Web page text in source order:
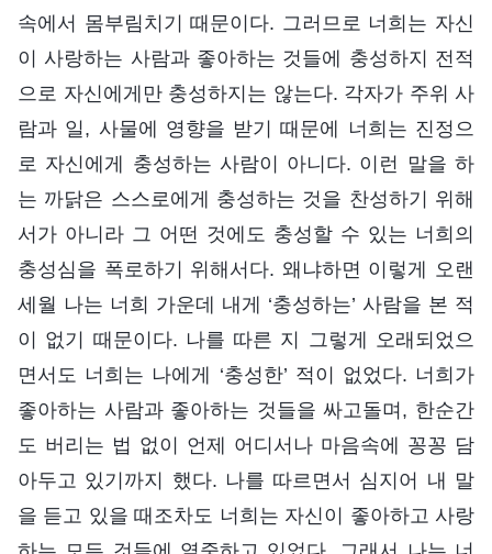
속에서 몸부림치기 때문이다. 그러므로 너희는 자신
이 사랑하는 사람과 좋아하는 것들에 충성하지 전적
으로 자신에게만 충성하지는 않는다. 각자가 주위 사
람과 일, 사물에 영향을 받기 때문에 너희는 진정으
로 자신에게 충성하는 사람이 아니다. 이런 말을 하
는 까닭은 스스로에게 충성하는 것을 찬성하기 위해
서가 아니라 그 어떤 것에도 충성할 수 있는 너희의
충성심을 폭로하기 위해서다. 왜냐하면 이렇게 오랜
세월 나는 너희 가운데 내게 ‘충성하는’ 사람을 본 적
이 없기 때문이다. 나를 따른 지 그렇게 오래되었으
면서도 너희는 나에게 ‘충성한’ 적이 없었다. 너희가
좋아하는 사람과 좋아하는 것들을 싸고돌며, 한순간
도 버리는 법 없이 언제 어디서나 마음속에 꽁꽁 담
아두고 있기까지 했다. 나를 따르면서 심지어 내 말
을 듣고 있을 때조차도 너희는 자신이 좋아하고 사랑